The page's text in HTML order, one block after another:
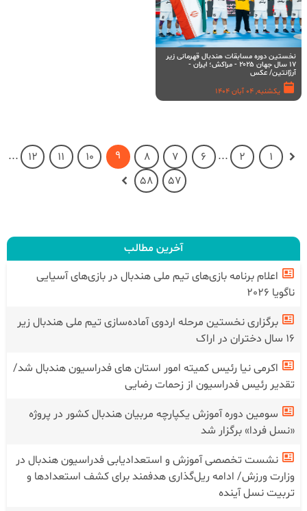
نخستین دوره مسابقات هندبال قهرمانی زیر
۱۷ سال جهان ۲۰۲۵ - مراکش؛ ایران -
آرژانتین/ عکس
یکشنبه, 04 آبان 1404
1
2
...
6
7
8
9
10
11
12
...
57
58
آخرین مطالب
اعلام برنامه بازی‌های تیم ملی هندبال در بازی‌های آسیایی
ناگویا 2026
برگزاری نخستین مرحله اردوی آماده‌سازی تیم ملی هندبال زیر
۱۶ سال دختران در اراک
اکرمی نیا رئیس کمیته امور استان های فدراسیون هندبال شد/
تقدیر رئیس فدراسیون از زحمات رضایی
سومین دوره آموزش یکپارچه مربیان هندبال کشور در پروژه
«نسل فردا» برگزار شد
نشست تخصصی آموزش و استعدادیابی فدراسیون هندبال در
وزارت ورزش/ ادامه ریل‌گذاری هدفمند برای کشف استعدادها و
تربیت نسل آینده